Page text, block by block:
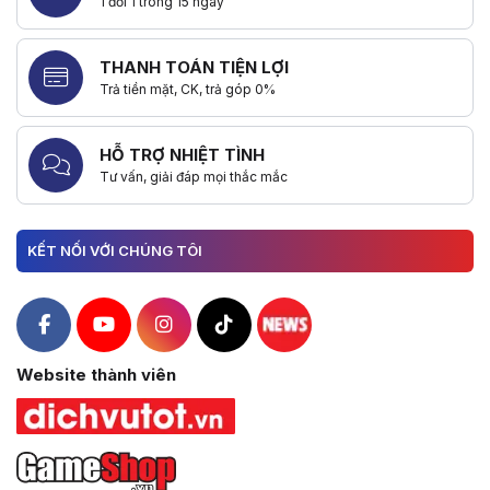
THANH TOÁN TIỆN LỢI
Trả tiền mặt, CK, trả góp 0%
HỖ TRỢ NHIỆT TÌNH
Tư vấn, giải đáp mọi thắc mắc
KẾT NỐI VỚI CHÚNG TÔI
Hacom Facebook
Hacom YouTube
Hacom Instagram
Hacom TikTok
Website thành viên